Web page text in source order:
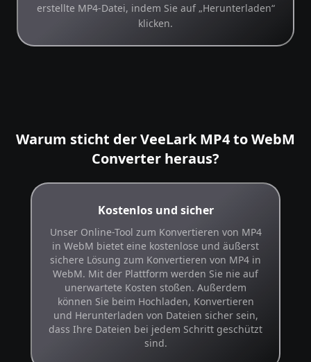
erstellte MP4-Datei, indem Sie auf „Herunterladen“
klicken.
Warum sticht der VeeLark MP4 to WebM
Converter heraus?
Kostenlos und sicher
Unser Online-Tool zum Konvertieren von MP4
in WebM bietet eine kostenlose und äußerst
sichere Lösung zum Konvertieren von MP4 in
WebM. Mit der Plattform werden Sie nie auf
unerwartete Kosten stoßen. Außerdem
können Sie beim Hochladen, Konvertieren
und Herunterladen von Dateien sicher sein,
dass Ihre Dateien bei jedem Schritt geschützt
sind.